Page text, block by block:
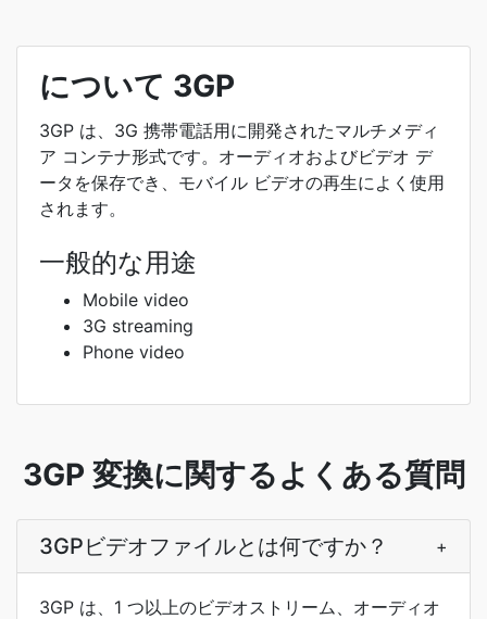
について 3GP
3GP は、3G 携帯電話用に開発されたマルチメディ
ア コンテナ形式です。オーディオおよびビデオ デ
ータを保存でき、モバイル ビデオの再生によく使用
されます。
一般的な用途
Mobile video
3G streaming
Phone video
3GP 変換に関するよくある質問
3GPビデオファイルとは何ですか？ +
3GP は、1 つ以上のビデオストリーム、オーディオ